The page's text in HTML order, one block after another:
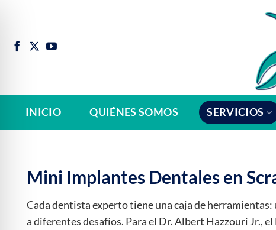
contenido
INICIO QUIÉNES SOMOS SERVICIOS
Mini Implantes Dentales en
Cada dentista experto tiene una caja de
a diferentes desafíos. Para el Dr. Albert Hazzouri Jr.,